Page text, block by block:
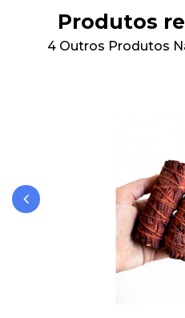
Produtos
4 Outros Produtos